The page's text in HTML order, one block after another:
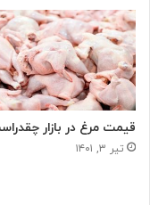
قیمت مرغ در بازار
تیر ۳, ۱۴۰۱